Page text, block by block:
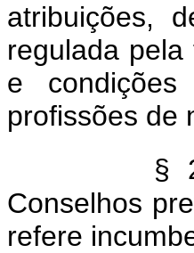
atribuições,
regulada
e
profissões de
§
Conselhos
refere